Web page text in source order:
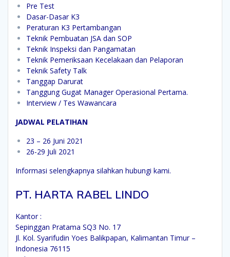
Pre Test
Dasar-Dasar K3
Peraturan K3 Pertambangan
Teknik Pembuatan JSA dan SOP
Teknik Inspeksi dan Pangamatan
Teknik Pemeriksaan Kecelakaan dan Pelaporan
Teknik Safety Talk
Tanggap Darurat
Tanggung Gugat Manager Operasional Pertama.
Interview / Tes Wawancara
JADWAL PELATIHAN
23 – 26 Juni 2021
26-29 Juli 2021
Informasi selengkapnya silahkan hubungi kami.
PT. HARTA RABEL LINDO
Kantor :
Sepinggan Pratama SQ3 No. 17
Jl. Kol. Syarifudin Yoes Balikpapan, Kalimantan Timur –
Indonesia 76115